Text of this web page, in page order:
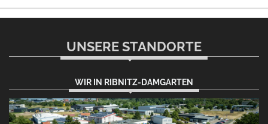
UNSERE STANDORTE
WIR IN RIBNITZ-DAMGARTEN